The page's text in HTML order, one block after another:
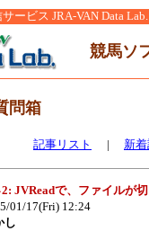
ービス JRA-VAN Data Lab.
競馬ソ
問箱
記事リスト | 新
JVReadで、ファイルが
01/17(Fri) 12:24
し